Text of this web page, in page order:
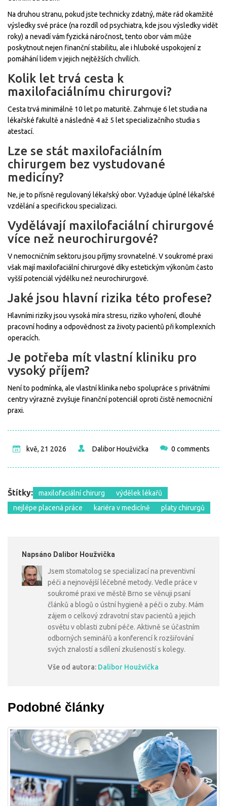
Na druhou stranu, pokud jste technicky zdatný, máte rád okamžité
výsledky své práce (na rozdíl od psychiatra, kde jsou výsledky vidět
roky) a nevadí vám fyzická náročnost, tento obor vám může
poskytnout nejen finanční stabilitu, ale i hluboké uspokojení z
pomáhání lidem v jejich nejtěžších chvílích.
Kolik let trvá cesta k
maxilofaciálnímu chirurgovi?
Cesta trvá minimálně 10 let po maturitě. Zahrnuje 6 let studia na
lékařské fakultě a následně 4 až 5 let specializačního studia s
atestací.
Lze se stát maxilofaciálním
chirurgem bez vystudované
medicíny?
Ne, je to přísně regulovaný lékařský obor. Vyžaduje úplné lékařské
vzdělání a specifickou specializaci.
Vydělávají maxilofaciální chirurgové
více než neurochirurgové?
V nemocničním sektoru jsou příjmy srovnatelné. V soukromé praxi
však mají maxilofaciální chirurgové díky estetickým výkonům často
vyšší potenciál výdělku než neurochirurgové.
Jaké jsou hlavní rizika této profese?
Hlavními riziky jsou vysoká míra stresu, riziko vyhoření, dlouhé
pracovní hodiny a odpovědnost za životy pacientů při komplexních
operacích.
Je potřeba mít vlastní kliniku pro
vysoký příjem?
Není to podmínka, ale vlastní klinika nebo spolupráce s privátními
centry výrazně zvyšuje finanční potenciál oproti čistě nemocniční
praxi.
kvě, 21 2026 Dalibor Houžvička 0 comments
Štítky: maxilofaciální chirurg
výdělek lékařů
nejlépe placená práce
kariéra v medicíně platy chirurgů
Napsáno Dalibor Houžvička
Jsem stomatolog se specializací na preventivní
péči a nejnovější léčebné metody. Vedle práce v
soukromé praxi ve městě Brno se věnuji psaní
článků a blogů o ústní hygieně a péči o zuby. Mám
zájem o celkový zdravotní stav pacientů a jejich
osvětu v oblasti zubní péče. Aktivně se účastním
odborných seminářů a konferencí k rozšiřování
svých znalostí a sdílení zkušeností s kolegy.
Vše od autora: Dalibor Houžvička
Podobné články